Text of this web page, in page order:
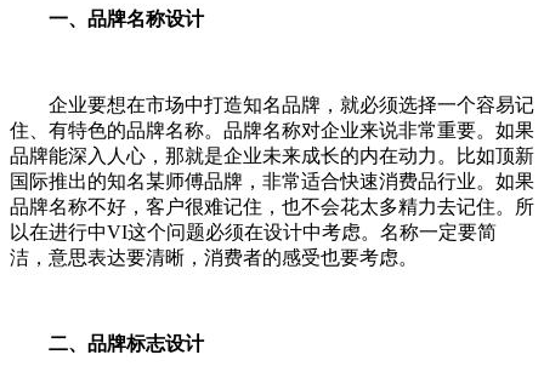
一、品牌名称设计
企业要想在市场中打造知名品牌，就必须选择一个容易记
住、有特色的品牌名称。品牌名称对企业来说非常重要。如果
品牌能深入人心，那就是企业未来成长的内在动力。比如顶新
国际推出的知名某师傅品牌，非常适合快速消费品行业。如果
品牌名称不好，客户很难记住，也不会花太多精力去记住。所
以在进行中VI这个问题必须在设计中考虑。名称一定要简
洁，意思表达要清晰，消费者的感受也要考虑。
二、品牌标志设计